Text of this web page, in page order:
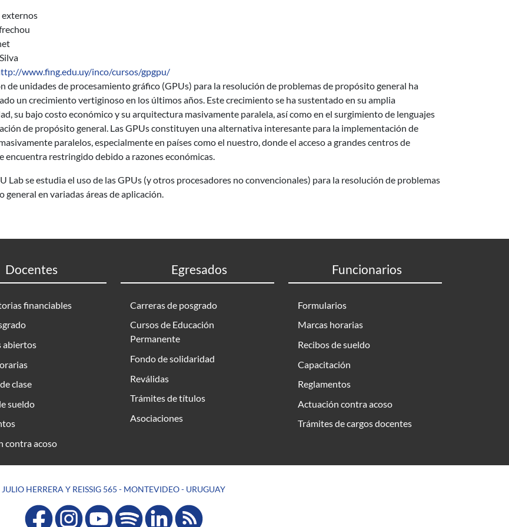
www.fing.edu.uy/inco/cursos/gpgpu/
de unidades de procesamiento gráfico (GPUs) para la resolución de problemas de propósito general ha
un crecimiento vertiginoso en los últimos años. Este crecimiento se ha sustentado en su amplia
su bajo costo económico y su arquitectura masivamente paralela, así como en el surgimiento de lenguajes
de propósito general. Las GPUs constituyen una alternativa interesante para la implementación de
paralelos, especialmente en países como el nuestro, donde el acceso a grandes centros de
encuentra restringido debido a razones económicas.
Lab se estudia el uso de las GPUs (y otros procesadores no convencionales) para la resolución de problemas
general en variadas áreas de aplicación.
Docentes
financiables
abiertos
clase
sueldo
contra acoso
Egresados
Carreras de posgrado
Cursos de Educación
Permanente
Fondo de solidaridad
Reválidas
Trámites de títulos
Asociaciones
Funcionarios
Formularios
Marcas horarias
Recibos de sueldo
Capacitación
Reglamentos
Actuación contra acoso
Trámites de cargos docentes
JULIO HERRERA Y REISSIG 565 - MONTEVIDEO - URUGUAY